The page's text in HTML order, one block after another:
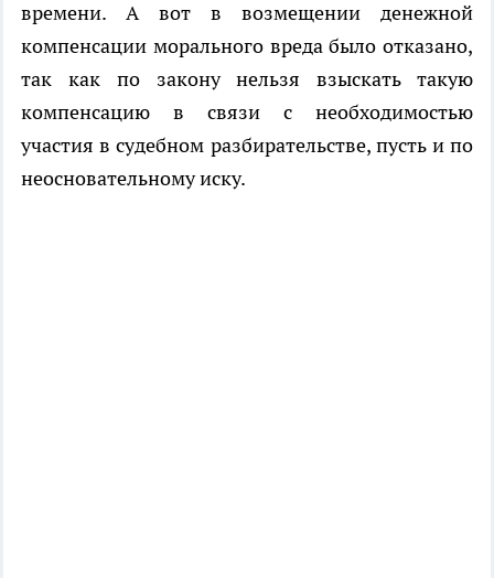
времени. А вот в возмещении денежной
компенсации морального вреда было отказано,
так как по закону нельзя взыскать такую
компенсацию в связи с необходимостью
участия в судебном разбирательстве, пусть и по
неосновательному иску.